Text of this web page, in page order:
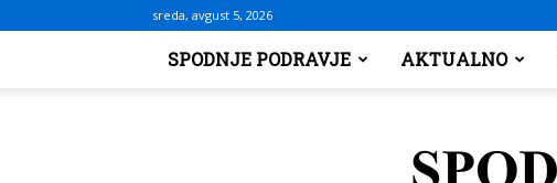
sreda, avgust 5, 2026
SPODNJE PODRAVJE AKTUALNO